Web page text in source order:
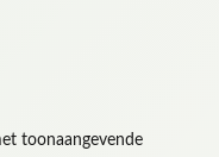
toonaangevende